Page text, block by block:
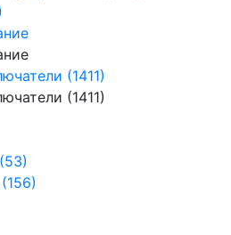
(1411)
(1411)